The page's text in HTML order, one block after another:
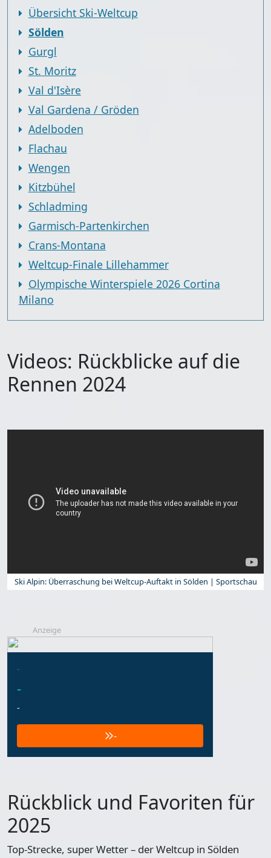
Übersicht Ski-Weltcup
Sölden
Gurgl
St. Moritz
Val d'Isère
Val Gardena / Gröden
Adelboden
Flachau
Wengen
Kitzbühel
Schladming
Garmisch-Partenkirchen
Crans-Montana
Weltcup-Finale Lillehammer
Olympische Winterspiele 2026 Cortina
Milano
Videos: Rückblicke auf die
Rennen 2024
Ski Alpin: Überraschung bei Weltcup-Auftakt in Sölden | Sportschau
Anzeige
-
-
-
-
Rückblick und Favoriten für
2025
Top-Strecke, super Wetter – der Weltcup in Sölden